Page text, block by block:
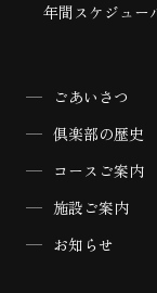
年間スケジュー
ごあいさつ
倶楽部の歴史
コースご案内
施設ご案内
お知らせ